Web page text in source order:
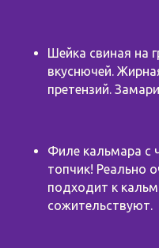
Шейка свиная на
вкуснючей.
претензий.
Филе кальмара с
топчик! Реально
подходит к
сожительствуют.